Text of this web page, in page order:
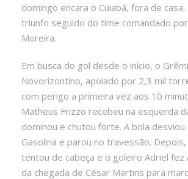
domingo encara o Cuiabá, fora de
triunfo seguido do time comandado
Moreira.
Em busca do gol desde o início, o
Novorizontino, apoiado por 2,3 mil
com perigo a primeira vez aos 10
Matheus Frizzo recebeu na esquerda
dominou e chutou forte. A bola
Gasolina e parou no travessão. Depois,
tentou de cabeça e o goleiro Adriel fez
da chegada de César Martins para